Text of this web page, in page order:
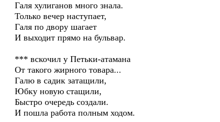
Галя хулиганов много знала.
Только вечер наступает,
Галя по двору шагает
И выходит прямо на бульвар.
*** вскочил у Петьки-атамана
От такого жирного товара...
Галю в садик затащили,
Юбку новую стащили,
Быстро очередь создали.
И пошла работа полным ходом.